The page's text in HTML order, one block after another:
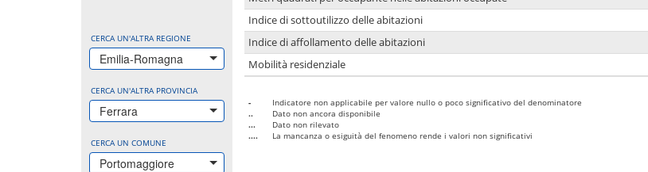
CERCA UN'ALTRA REGIONE
Emilia-Romagna
CERCA UN'ALTRA PROVINCIA
Ferrara
CERCA UN COMUNE
Portomaggiore
Indice di sottoutilizzo delle abitazioni
Indice di affollamento delle abitazioni
Mobilità residenziale
-
Indicatore non applicabile per valore nullo o poco significativo del denominatore
..
Dato non ancora disponibile
...
Dato non rilevato
....
La mancanza o esiguità del fenomeno rende i valori non significativi